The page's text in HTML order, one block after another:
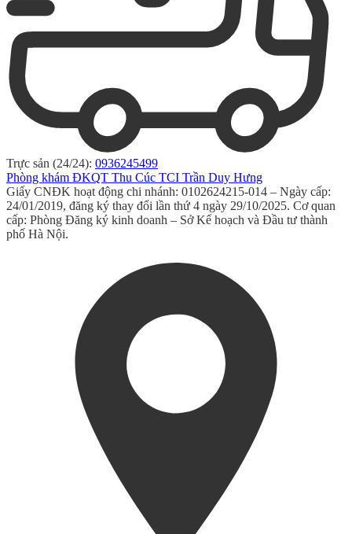
Trực sản (24/24): 0936245499
Phòng khám ĐKQT Thu Cúc TCI Trần Duy Hưng
Giấy CNĐK hoạt động chi nhánh: 0102624215-014 – Ngày cấp:
24/01/2019, đăng ký thay đổi lần thứ 4 ngày 29/10/2025. Cơ quan
cấp: Phòng Đăng ký kinh doanh – Sở Kế hoạch và Đầu tư thành
phố Hà Nội.